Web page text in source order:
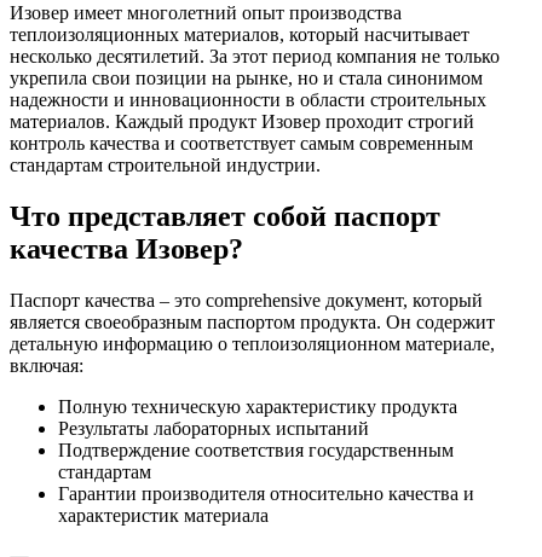
Изовер имеет многолетний опыт производства
теплоизоляционных материалов, который насчитывает
несколько десятилетий. За этот период компания не только
укрепила свои позиции на рынке, но и стала синонимом
надежности и инновационности в области строительных
материалов. Каждый продукт Изовер проходит строгий
контроль качества и соответствует самым современным
стандартам строительной индустрии.
Что представляет собой паспорт
качества Изовер?
Паспорт качества – это comprehensive документ, который
является своеобразным паспортом продукта. Он содержит
детальную информацию о теплоизоляционном материале,
включая:
Полную техническую характеристику продукта
Результаты лабораторных испытаний
Подтверждение соответствия государственным
стандартам
Гарантии производителя относительно качества и
характеристик материала